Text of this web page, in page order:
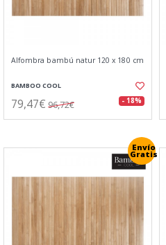
Alfombra bambú natur 120 x 180 cm
BAMBOO COOL
79,47€ 96,72€ - 18%
Envío
Gratis